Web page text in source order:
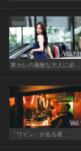
東カレの素敵な大人に必要なこと
「ワイン」がある夜。